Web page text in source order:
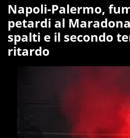
Napoli-Palermo,
petardi al
spalti e il secondo
ritardo